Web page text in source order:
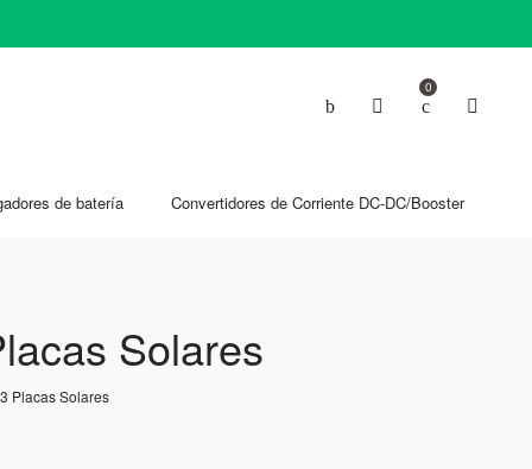
0
de batería Convertidores de Corriente DC-DC/Booster
Solares
Placas Solares